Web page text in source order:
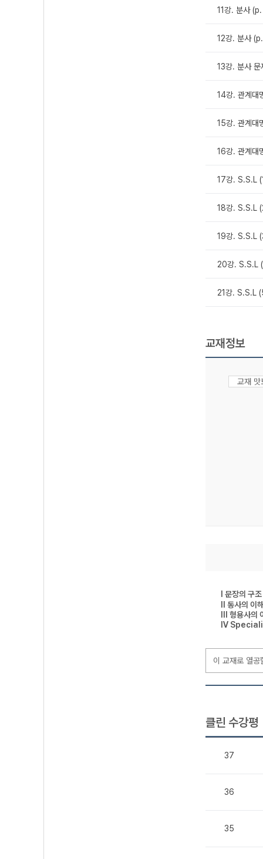
11강. 분사
12강. 분사
13강. 분사
14강. 관계대
15강. 관계대
16강. 관계
17강. S.S.L
18강. S.S.L
19강. S.S.L
20강. S.S.L
21강. S.S.L
교재정보
교재
Ⅰ 문장의 구조
Ⅱ 동사의 이
Ⅲ 형용사의
Ⅳ
이 교재로 열
클린 수강평
37
36
35